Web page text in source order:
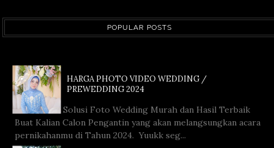
POPULAR POSTS
HARGA PHOTO VIDEO WEDDING /
PREWEDDING 2024
Solusi Foto Wedding Murah dan Hasil Terbaik
Buat Kalian Calon Pengantin yang akan melangsungkan acara
pernikahanmu di Tahun 2024. Yuukk seg...